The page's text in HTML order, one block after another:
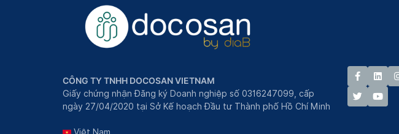
CÔNG TY TNHH DOCOSAN VIETNAM
Giấy chứng nhận Đăng ký Doanh nghiệp số 0316247099, cấp
ngày 27/04/2020 tại Sở Kế hoạch Đầu tư Thành phố Hồ Chí Minh